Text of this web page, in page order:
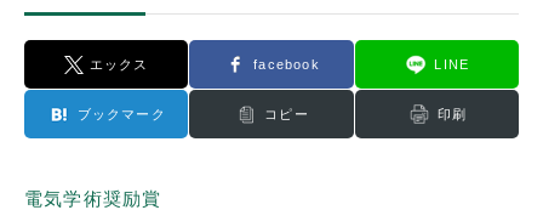
エックス facebook LINE
ブックマーク コピー 印刷
電気学術奨励賞